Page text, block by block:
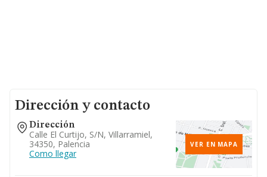
Dirección y contacto
Dirección
Calle El Curtijo, S/n, Villarramiel,
34350, Palencia
Como llegar
VER EN MAPA